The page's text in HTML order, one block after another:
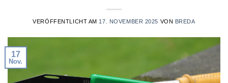
VERÖFFENTLICHT AM 17. NOVEMBER 2025 VON BREDA
17
Nov.